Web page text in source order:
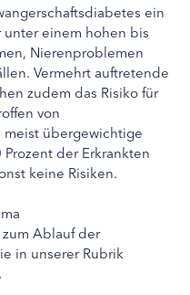
ein
einem hohen bis
Nierenproblemen
Vermehrt auftretende
zudem das Risiko für
von
meist übergewichtige
Prozent der Erkrankten
keine Risiken.
Ablauf der
in unserer Rubrik